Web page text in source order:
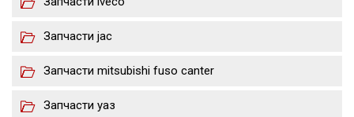
Запчасти jac
Запчасти mitsubishi fuso canter
Запчасти уаз